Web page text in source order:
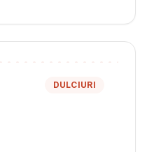
DULCIURI